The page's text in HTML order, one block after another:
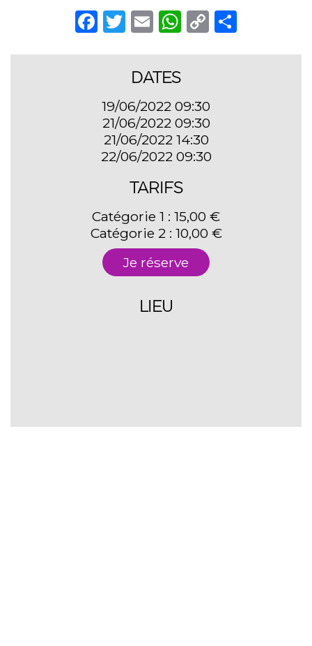
Facebook
Twitter
EmailWhatsApp
Copy
DATES
19/06/2022 09:30
21/06/2022 09:30
21/06/2022 14:30
22/06/2022 09:30
TARIFS
Catégorie 1 : 15,00 €
Catégorie 2 : 10,00 €
Je réserve
LIEU